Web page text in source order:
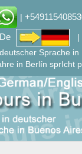
|
De |
Sprache in
in Berlín sprIcht